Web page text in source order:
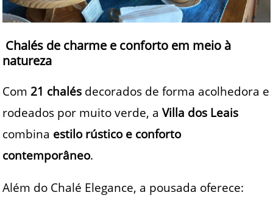
Chalés de charme e conforto em meio à
natureza
Com 21 chalés decorados de forma acolhedora e
rodeados por muito verde, aVilla dos Leais
combina estilo rústico e conforto
contemporâneo.
Além do Chalé Elegance, a pousada oferece: